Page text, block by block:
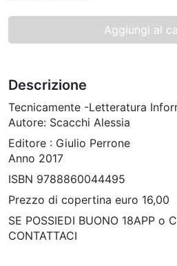
Aggiungi al
Descrizione
Tecnicamente -Letteratura
Autore: Scacchi Alessia
Editore : Giulio Perrone
Anno 2017
ISBN 9788860044495
Prezzo di copertina euro 16,00
SE POSSIEDI BUONO 18APP o
CONTATTACI